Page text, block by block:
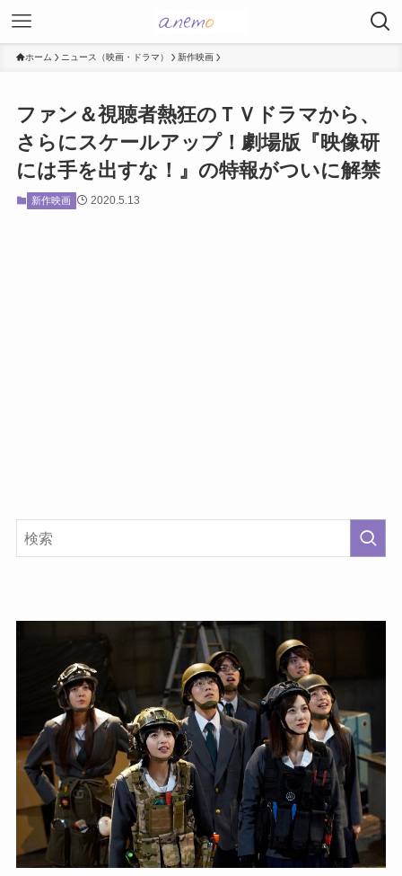
ホーム ニュース（映画・ドラマ） 新作映画
ファン＆視聴者熱狂のＴＶドラマから、
さらにスケールアップ！劇場版『映像研
には手を出すな！』の特報がついに解禁
新作映画 2020.5.13